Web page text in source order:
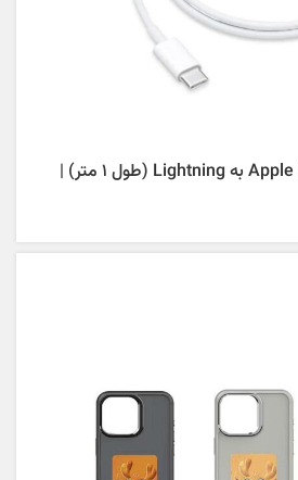
کابل شارژ اصلی Apple USB-C به Lightning (طول ۱ متر) |